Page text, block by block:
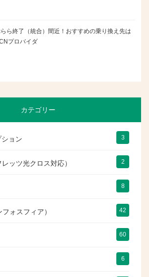
ら終了（統合）間近！おすすめの乗り換え先は
プロバイダ
カテゴリー
ョン 3
ッツ光クロス対応） 2
8
ォスフィア） 42
60
6